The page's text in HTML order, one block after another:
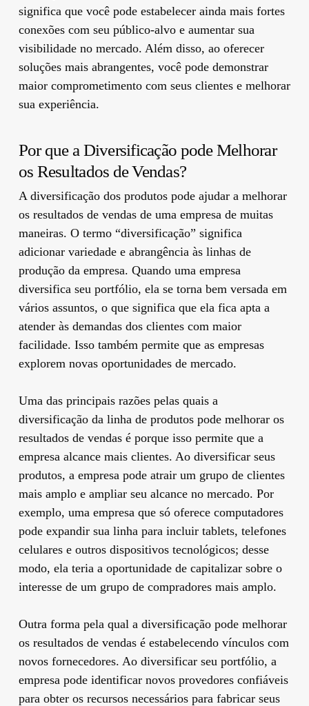
significa que você pode estabelecer ainda mais fortes
conexões com seu público-alvo e aumentar sua
visibilidade no mercado. Além disso, ao oferecer
soluções mais abrangentes, você pode demonstrar
maior comprometimento com seus clientes e melhorar
sua experiência.
Por que a Diversificação pode Melhorar
os Resultados de Vendas?
A diversificação dos produtos pode ajudar a melhorar
os resultados de vendas de uma empresa de muitas
maneiras. O termo “diversificação” significa
adicionar variedade e abrangência às linhas de
produção da empresa. Quando uma empresa
diversifica seu portfólio, ela se torna bem versada em
vários assuntos, o que significa que ela fica apta a
atender às demandas dos clientes com maior
facilidade. Isso também permite que as empresas
explorem novas oportunidades de mercado.
Uma das principais razões pelas quais a
diversificação da linha de produtos pode melhorar os
resultados de vendas é porque isso permite que a
empresa alcance mais clientes. Ao diversificar seus
produtos, a empresa pode atrair um grupo de clientes
mais amplo e ampliar seu alcance no mercado. Por
exemplo, uma empresa que só oferece computadores
pode expandir sua linha para incluir tablets, telefones
celulares e outros dispositivos tecnológicos; desse
modo, ela teria a oportunidade de capitalizar sobre o
interesse de um grupo de compradores mais amplo.
Outra forma pela qual a diversificação pode melhorar
os resultados de vendas é estabelecendo vínculos com
novos fornecedores. Ao diversificar seu portfólio, a
empresa pode identificar novos provedores confiáveis
para obter os recursos necessários para fabricar seus